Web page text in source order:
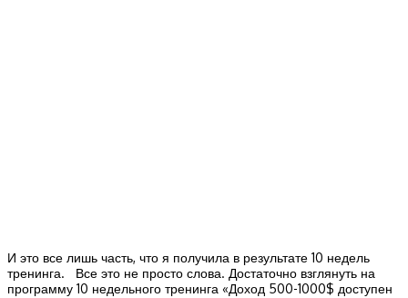
И это все лишь часть, что я получила в результате 10 недель
тренинга. Все это не просто слова. Достаточно взглянуть на
программу 10 недельного тренинга «Доход 500-1000$ доступен